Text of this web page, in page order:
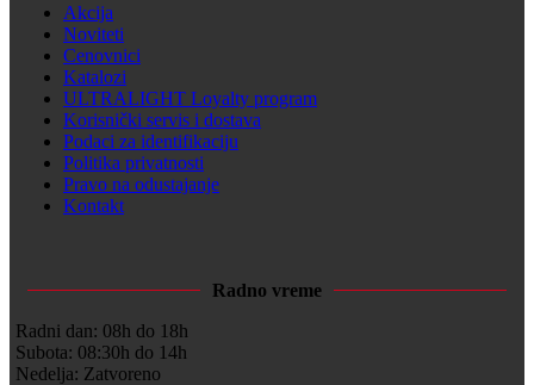
Akcija
Noviteti
Cenovnici
Katalozi
ULTRALIGHT Loyalty program
Korisnički servis i dostava
Podaci za identifikaciju
Politika privatnosti
Pravo na odustajanje
Kontakt
Radno vreme
Radni dan: 08h do 18h
Subota: 08:30h do 14h
Nedelja: Zatvoreno